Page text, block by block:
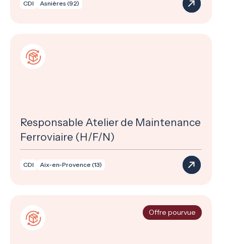
CDI Asnières (92)
Responsable Atelier de Maintenance
Ferroviaire (H/F/N)
CDI Aix-en-Provence (13)
Offre pourvue